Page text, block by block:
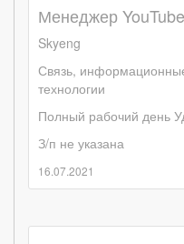
Менеджер
Skyeng
Связь,
технологии
Полный рабочий день
З/п не указана
16.07.2021